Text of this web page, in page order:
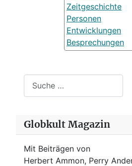
Zeitgeschichte
Personen
Entwicklungen
Besprechungen
Globkult Magazin
Mit Beiträgen von
Herbert Ammon, Perry